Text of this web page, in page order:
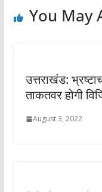
You May
उत्तराखंड:
ताकतवर होगी
August 3, 2022